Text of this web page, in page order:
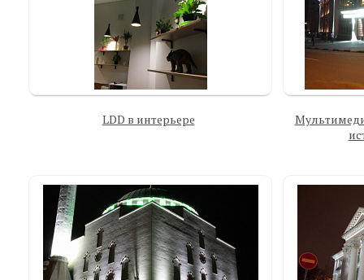
LDD в интерьере